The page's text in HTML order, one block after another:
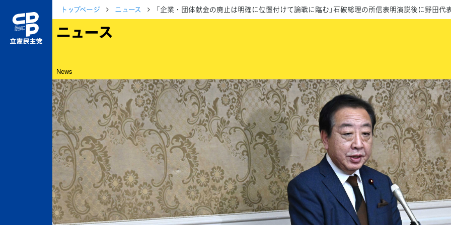
トップページ ニュース 「企業・団体献金の廃止は明確に位置付けて論戦に臨む」石破総理の所信表明演説後に野田代
ニュース
News